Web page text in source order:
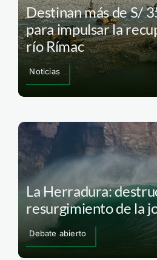
Destinan más de S/
para impulsar la
río Rímac
Noticias
La Herradura:
resurgimiento de la
Debate abierto